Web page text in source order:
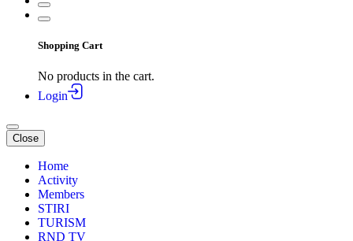
Shopping Cart
No products in the cart.
Login
Close
Home
Activity
Members
STIRI
TURISM
RND TV